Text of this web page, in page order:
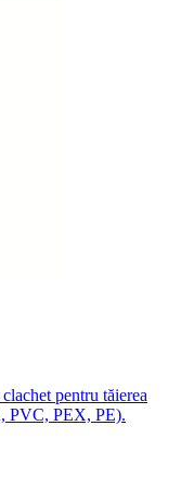
pentru tăierea
PVC, PEX, PE).